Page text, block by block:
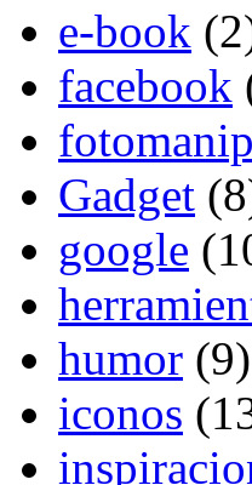
e-book
facebook
Gadget
google
humor (9)
iconos